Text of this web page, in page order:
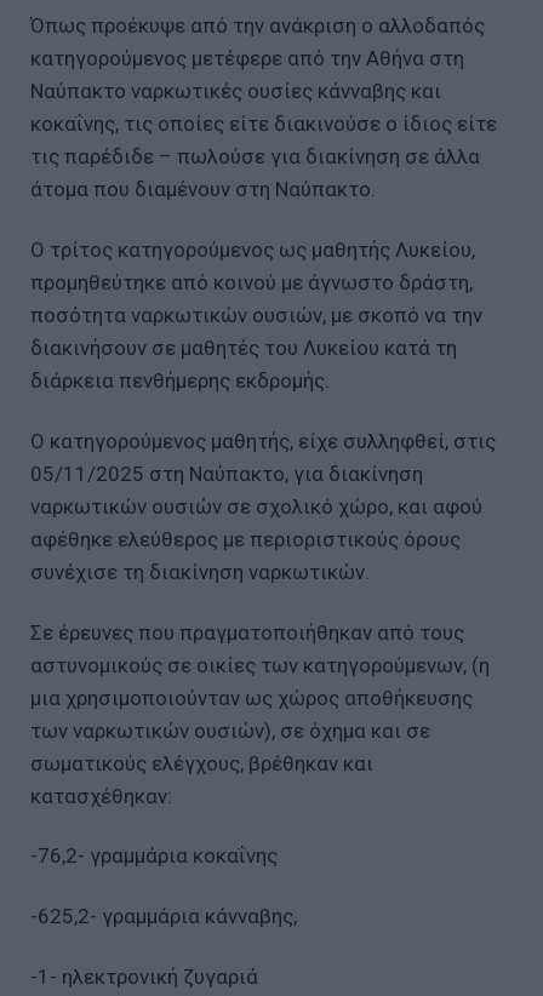
Όπως προέκυψε από την ανάκριση ο αλλοδαπός
κατηγορούμενος μετέφερε από την Αθήνα στη
Ναύπακτο ναρκωτικές ουσίες κάνναβης και
κοκαΐνης, τις οποίες είτε διακινούσε ο ίδιος είτε
τις παρέδιδε – πωλούσε για διακίνηση σε άλλα
άτομα που διαμένουν στη Ναύπακτο.
Ο τρίτος κατηγορούμενος ως μαθητής Λυκείου,
προμηθεύτηκε από κοινού με άγνωστο δράστη,
ποσότητα ναρκωτικών ουσιών, με σκοπό να την
διακινήσουν σε μαθητές του Λυκείου κατά τη
διάρκεια πενθήμερης εκδρομής.
Ο κατηγορούμενος μαθητής, είχε συλληφθεί, στις
05/11/2025 στη Ναύπακτο, για διακίνηση
ναρκωτικών ουσιών σε σχολικό χώρο, και αφού
αφέθηκε ελεύθερος με περιοριστικούς όρους
συνέχισε τη διακίνηση ναρκωτικών.
Σε έρευνες που πραγματοποιήθηκαν από τους
αστυνομικούς σε οικίες των κατηγορούμενων, (η
μια χρησιμοποιούνταν ως χώρος αποθήκευσης
των ναρκωτικών ουσιών), σε όχημα και σε
σωματικούς ελέγχους, βρέθηκαν και
κατασχέθηκαν:
-76,2- γραμμάρια κοκαΐνης
-625,2- γραμμάρια κάνναβης,
-1- ηλεκτρονική ζυγαριά